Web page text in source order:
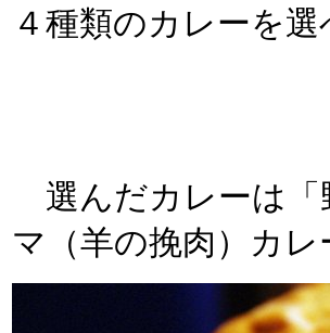
４種類のカレーを
選んだカレーは「
マ（羊の挽肉）カ